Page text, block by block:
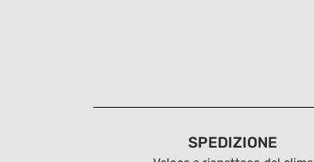
SPEDIZIONE